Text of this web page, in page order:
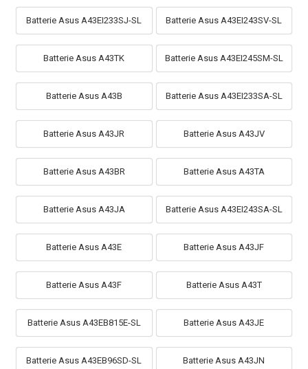
Batterie Asus A43EI233SJ-SL Batterie Asus A43EI243SV-SL
Batterie Asus A43TK Batterie Asus A43EI245SM-SL
Batterie Asus A43B Batterie Asus A43EI233SA-SL
Batterie Asus A43JR Batterie Asus A43JV
Batterie Asus A43BR Batterie Asus A43TA
Batterie Asus A43JA Batterie Asus A43EI243SA-SL
Batterie Asus A43E Batterie Asus A43JF
Batterie Asus A43F Batterie Asus A43T
Batterie Asus A43EB815E-SL Batterie Asus A43JE
Batterie Asus A43EB96SD-SL Batterie Asus A43JN